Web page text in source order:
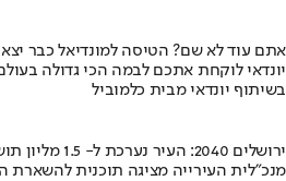
אתם עוד לא שם? הטיסה למונדיאל כבר
יונדאי לוקחת אתכם לבמה הכי גדולה
בשיתוף יונדאי מבית כלמוביל
ירושלים 2040: העיר נערכת ל- 1.5 מליון תושבים
מנכ"לית העירייה מציגה תוכנית להשארת